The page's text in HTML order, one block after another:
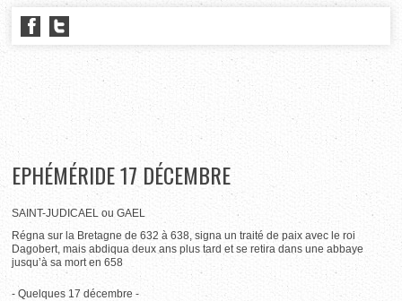
EPHÉMÉRIDE 17 DÉCEMBRE
SAINT-JUDICAEL ou GAEL
Régna sur la Bretagne de 632 à 638, signa un traité de paix avec le roi
Dagobert, mais abdiqua deux ans plus tard et se retira dans une abbaye
jusqu’à sa mort en 658
- Quelques 17 décembre -